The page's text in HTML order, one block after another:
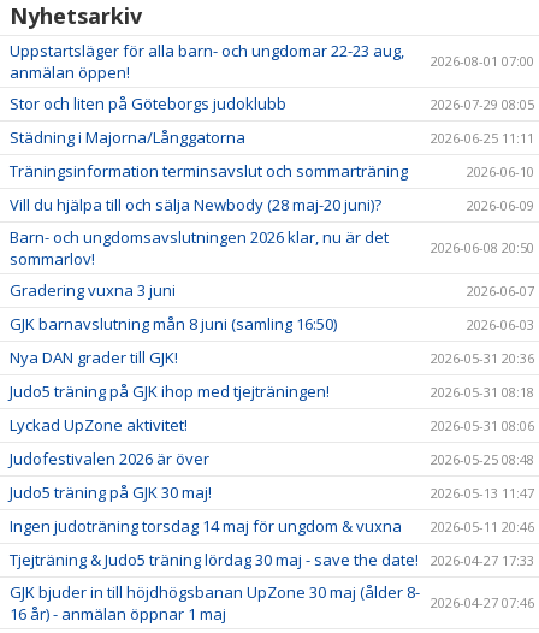
Nyhetsarkiv
Uppstartsläger för alla barn- och ungdomar 22-23 aug,
anmälan öppen!
2026-08-01 07:00
Stor och liten på Göteborgs judoklubb 2026-07-29 08:05
Städning i Majorna/Långgatorna 2026-06-25 11:11
Träningsinformation terminsavslut och sommarträning 2026-06-10
Vill du hjälpa till och sälja Newbody (28 maj-20 juni)? 2026-06-09
Barn- och ungdomsavslutningen 2026 klar, nu är det
sommarlov!
2026-06-08 20:50
Gradering vuxna 3 juni 2026-06-07
GJK barnavslutning mån 8 juni (samling 16:50) 2026-06-03
Nya DAN grader till GJK! 2026-05-31 20:36
Judo5 träning på GJK ihop med tjejträningen! 2026-05-31 08:18
Lyckad UpZone aktivitet! 2026-05-31 08:06
Judofestivalen 2026 är över 2026-05-25 08:48
Judo5 träning på GJK 30 maj! 2026-05-13 11:47
Ingen judoträning torsdag 14 maj för ungdom & vuxna 2026-05-11 20:46
Tjejträning & Judo5 träning lördag 30 maj - save the date! 2026-04-27 17:33
GJK bjuder in till höjdhögsbanan UpZone 30 maj (ålder 8-
16 år) - anmälan öppnar 1 maj
2026-04-27 07:46